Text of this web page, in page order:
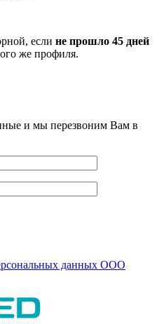
если не прошло 45 дней
же профиля.
и мы перезвоним Вам в
данных ООО